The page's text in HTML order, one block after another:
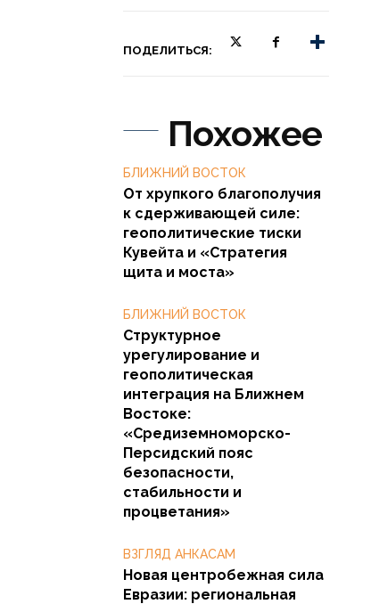
ПОДЕЛИТЬСЯ:
Похожее
БЛИЖНИЙ ВОСТОК
От хрупкого благополучия
к сдерживающей силе:
геополитические тиски
Кувейта и «Стратегия
щита и моста»
БЛИЖНИЙ ВОСТОК
Структурное
урегулирование и
геополитическая
интеграция на Ближнем
Востоке:
«Средиземноморско-
Персидский пояс
безопасности,
стабильности и
процветания»
ВЗГЛЯД АНКАСАМ
Новая центробежная сила
Евразии: региональная